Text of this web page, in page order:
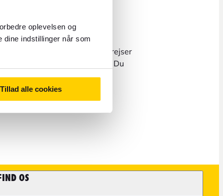
oplevelsen og
indstillinger når som
Tillad alle cookies
om bestilling af flyrejser
direkte med vores partnere. Du
.
OS